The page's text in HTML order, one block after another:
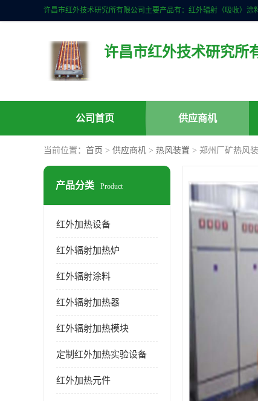
许昌市红外技术研究所
公司首页 供应商机
当前位置： 首页 > 供应商机 > 热风装置 > 郑州厂矿热风
产品分类 Product
红外加热设备
红外辐射加热炉
红外辐射涂料
红外辐射加热器
红外辐射加热模块
定制红外加热实验设备
红外加热元件